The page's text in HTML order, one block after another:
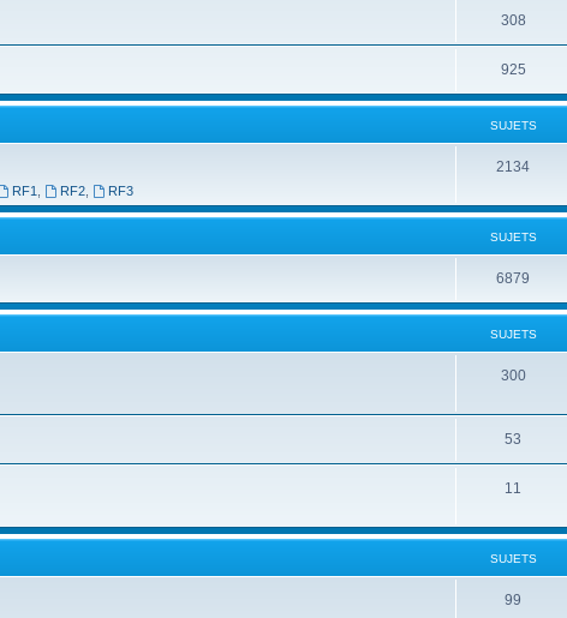
308
925
SUJETS
RF1 RF2, RF3
2134
SUJETS
6879
SUJETS
300
53
11
SUJETS
99